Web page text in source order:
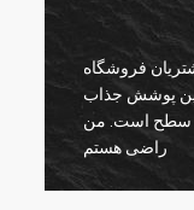
انجام دادید!
وارد
شما را برای